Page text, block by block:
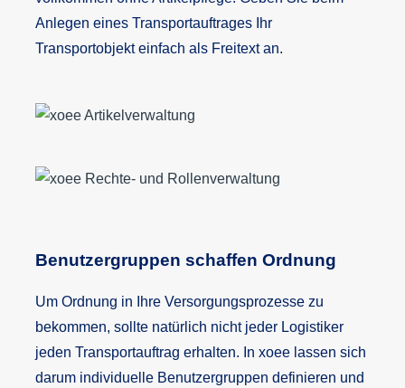
Anlegen eines Transportauftrages Ihr
Transportobjekt einfach als Freitext an.
Benutzergruppen schaffen Ordnung
Um Ordnung in Ihre Versorgungsprozesse zu
bekommen, sollte natürlich nicht jeder Logistiker
jeden Transportauftrag erhalten. In xoee lassen sich
darum individuelle Benutzergruppen definieren und